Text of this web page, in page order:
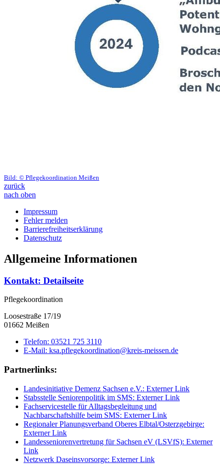
Bild: © Pflegekoordination Meißen
zurück
nach oben
Impressum
Fehler melden
Barrierefreiheitserklärung
Datenschutz
Allgemeine Informationen
Kontakt: Detailseite
Pflegekoordination
Loosestraße 17/19
01662 Meißen
Telefon: 03521 725 3110
E-Mail: ksa.pflegekoordination@kreis-meissen.de
Partnerlinks:
Landesinitiative Demenz Sachsen e.V.: Externer Link
Stabsstelle Seniorenpolitik im SMS: Externer Link
Fachservicestelle für Alltagsbegleitung und
Nachbarschaftshilfe beim SMS: Externer Link
Regionaler Planungsverband Oberes Elbtal/Osterzgebirge:
Externer Link
Landesseniorenvertretung für Sachsen eV (LSVfS): Externer
Link
Netzwerk Daseinsvorsorge: Externer Link